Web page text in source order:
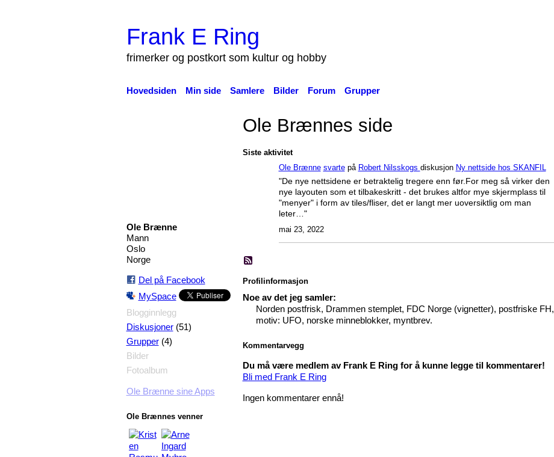
Frank E Ring
frimerker og postkort som kultur og hobby
Hovedsiden Min side Samlere Bilder Forum Grupper
Ole Brænne
Mann
Oslo
Norge
Del på Facebook
MySpace
Blogginnlegg
Diskusjoner(51)
Grupper(4)
Bilder
Fotoalbum
Ole Brænne sine Apps
Ole Brænnes venner
Ole Brænnes side
Siste aktivitet
Ole Brænne svartepå Robert Nilsskogs diskusjon Ny nettside hos SKANFIL
"De nye nettsidene er betraktelig tregere enn før.For meg så virker den
nye layouten som et tilbakeskritt - det brukes altfor mye skjermplass til
"menyer" i form av tiles/fliser, det er langt mer uoversiktlig om man
leter…"
mai 23, 2022
Profilinformasjon
Noe av det jeg samler:
Norden postfrisk, Drammen stemplet, FDC Norge (vignetter), postfriske FH,
motiv: UFO, norske minneblokker, myntbrev.
Kommentarvegg
Du må være medlem av Frank E Ring for å kunne legge til kommentarer!
Bli med Frank E Ring
Ingen kommentarer ennå!